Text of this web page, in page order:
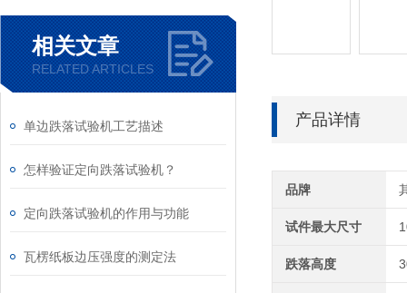
相关文章
RELATED ARTICLES
单边跌落试验机工艺描述
怎样验证定向跌落试验机？
定向跌落试验机的作用与功能
瓦楞纸板边压强度的测定法
产品详情
品牌
试件最大尺寸
跌落高度